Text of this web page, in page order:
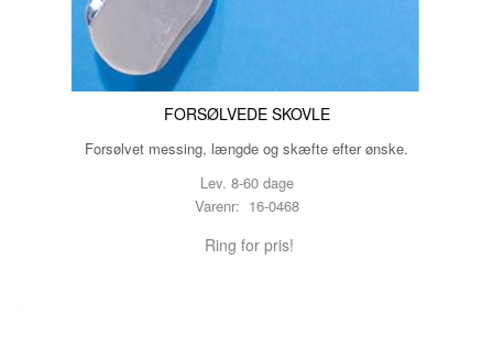
FORSØLVEDE SKOVLE
Forsølvet messing, længde og skæfte efter ønske.
Lev. 8-60 dage
Varenr: 16-0468
Ring for pris!